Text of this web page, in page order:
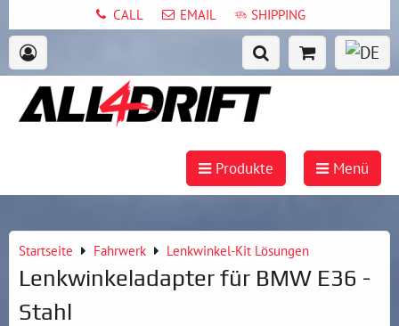
CALL EMAIL SHIPPING
Produkte Menü
Startseite Fahrwerk Lenkwinkel-Kit Lösungen
Lenkwinkeladapter für BMW E36 -
Stahl